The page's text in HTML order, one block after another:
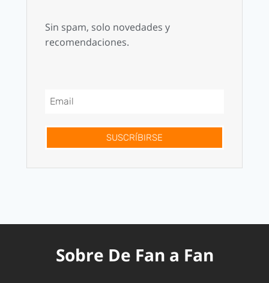
Sin spam, solo novedades y
recomendaciones.
SUSCRÍBIRSE
Sobre De Fan a Fan